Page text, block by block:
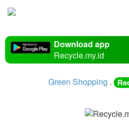
Download app
Recycle.my.id
Green Shopping .